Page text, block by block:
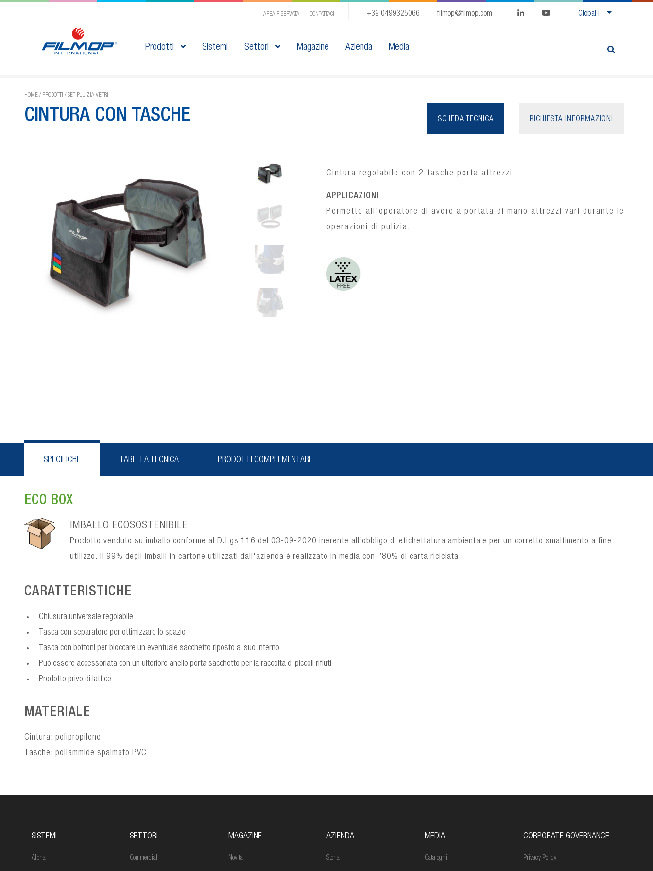
AREA RISERVATA CONTATTACI GlobalIT
+39 0499325066 filmop@filmop.com
Prodotti Sistemi Settori Magazine Azienda Media
HOME / PRODOTTI / SET PULIZIA VETRI
CINTURA CON TASCHE RICHIESTA INFORMAZIONI
SCHEDA TECNICA
Cintura regolabile con 2 tasche porta attrezzi
APPLICAZIONI
Permette all'operatore di avere a portata di mano attrezzi vari durante le
operazioni di pulizia.
SPECIFICHE TABELLA TECNICA PRODOTTI COMPLEMENTARI
ECO BOX
IMBALLO ECOSOSTENIBILE
Prodotto venduto su imballo conforme al D.Lgs 116 del 03-09-2020 inerente all’obbligo di etichettatura ambientale per un corretto smaltimento a fine
utilizzo. Il 99% degli imballi in cartone utilizzati dall'azienda è realizzato in media con l’80% di carta riciclata
CARATTERISTICHE
Chiusura universale regolabile
Tasca con separatore per ottimizzare lo spazio
Tasca con bottoni per bloccare un eventuale sacchetto riposto al suo interno
Può essere accessoriata con un ulteriore anello porta sacchetto per la raccolta di piccoli rifiuti
Prodotto privo di lattice
MATERIALE
Cintura: polipropilene
Tasche: poliammide spalmato PVC
SISTEMI
Alpha
SETTORI
Commercial
MAGAZINE
Novità
AZIENDA
Storia
MEDIA
Cataloghi
CORPORATE GOVERNANCE
Privacy Policy